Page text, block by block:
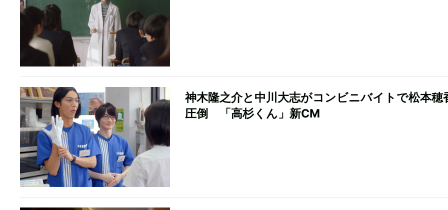
神木隆之介と中川大志がコンビニバイトで松本穂
圧倒 「高杉くん」新CM